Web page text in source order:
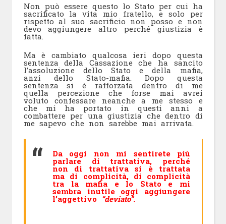
Non può essere questo lo Stato per cui ha
sacrificato la vita mio fratello, e solo per
rispetto al suo sacrificio non posso e non
devo aggiungere altro perché giustizia è
fatta.
Ma è cambiato qualcosa ieri dopo questa
sentenza della Cassazione che ha sancito
l’assoluzione dello Stato e della mafia,
anzi dello Stato-mafia. Dopo questa
sentenza si è rafforzata dentro di me
quella percezione che forse mai avrei
voluto confessare neanche a me stesso e
che mi ha portato in questi anni a
combattere per una giustizia che dentro di
me sapevo che non sarebbe mai arrivata.
Da oggi non mi sentirete più
parlare di trattativa, perché
non di trattativa si è trattata
ma di complicità, di complicità
tra la mafia e lo Stato e mi
sembra inutile oggi aggiungere
l’aggettivo “deviato”.